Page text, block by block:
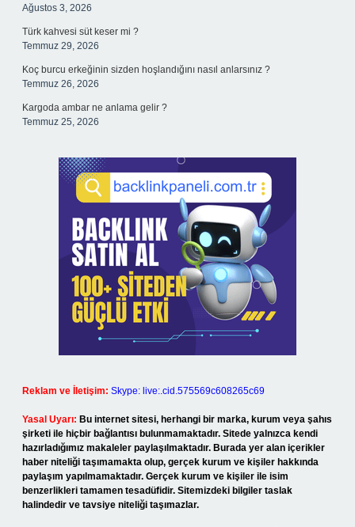
Ağustos 3, 2026
Türk kahvesi süt keser mi ?
Temmuz 29, 2026
Koç burcu erkeğinin sizden hoşlandığını nasıl anlarsınız ?
Temmuz 26, 2026
Kargoda ambar ne anlama gelir ?
Temmuz 25, 2026
Reklam ve İletişim: Skype: live:.cid.575569c608265c69
Yasal Uyarı: Bu internet sitesi, herhangi bir marka, kurum veya şahıs
şirketi ile hiçbir bağlantısı bulunmamaktadır. Sitede yalnızca kendi
hazırladığımız makaleler paylaşılmaktadır. Burada yer alan içerikler
haber niteliği taşımamakta olup, gerçek kurum ve kişiler hakkında
paylaşım yapılmamaktadır. Gerçek kurum ve kişiler ile isim
benzerlikleri tamamen tesadüfidir. Sitemizdeki bilgiler taslak
halindedir ve tavsiye niteliği taşımazlar.